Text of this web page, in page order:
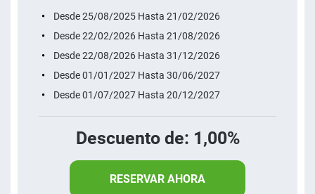
Desde 25/08/2025 Hasta 21/02/2026
Desde 22/02/2026 Hasta 21/08/2026
Desde 22/08/2026 Hasta 31/12/2026
Desde 01/01/2027 Hasta 30/06/2027
Desde 01/07/2027 Hasta 20/12/2027
Descuento de: 1,00%
RESERVAR AHORA